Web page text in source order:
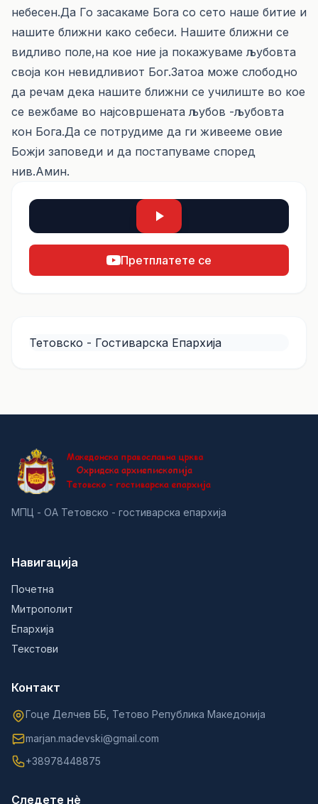
небесен.Да Го засакаме Бога со сето наше битие и
нашите ближни како себеси. Нашите ближни се
видливо поле,на кое ние ја покажуваме љубовта
своја кон невидливиот Бог.Затоа може слободно
да речам дека нашите ближни се училиште во кое
се вежбаме во најсовршената љубов -љубовта
кон Бога.Да се потрудиме да ги живееме овие
Божји заповеди и да постапуваме според
нив.Амин.
Претплатете се
Тетовско - Гостиварска Епархија
МПЦ - ОА Тетовско - гостиварска епархија
Навигација
Почетна
Митрополит
Епархија
Текстови
Контакт
Гоце Делчев ББ, Тетово Република Македонија
marjan.madevski@gmail.com
+38978448875
Следете нè